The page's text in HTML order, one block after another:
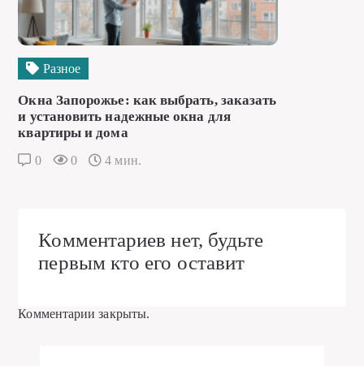
Разное
Окна Запорожье: как выбрать, заказать
и установить надежные окна для
квартиры и дома
0 0 4 мин.
Комментариев нет, будьте
первым кто его оставит
Комментарии закрыты.